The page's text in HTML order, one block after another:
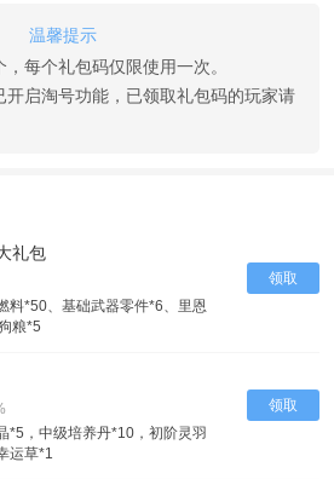
温馨提示
每个礼包码仅限使用一次。
启淘号功能，已领取礼包码的玩家请
礼包
料*50、基础武器零件*6、里恩
粮*5
领取
*5，中级培养丹*10，初阶灵羽
运草*1
领取